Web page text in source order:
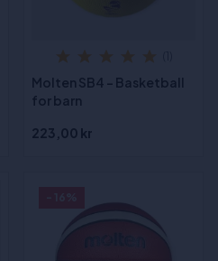
Molten SB4 - Basketball
for barn
223,00 kr